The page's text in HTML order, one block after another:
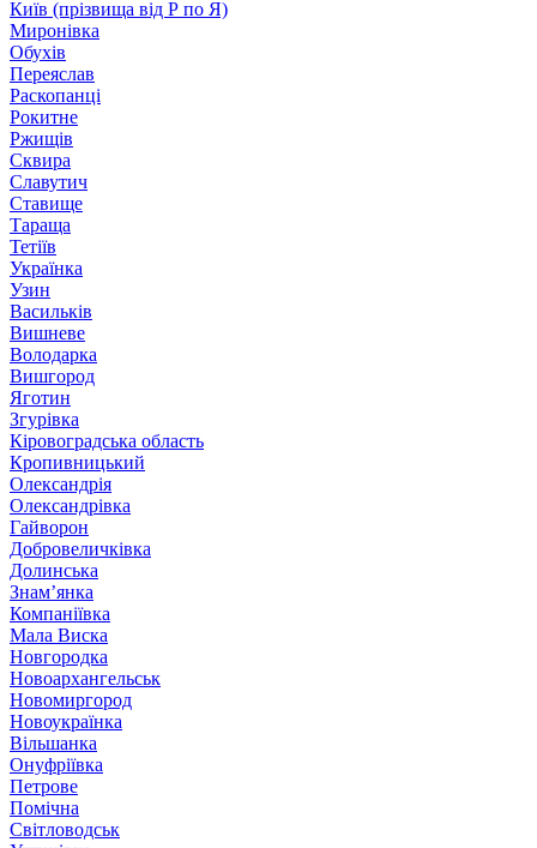
Київ (прізвища від Р по Я)
Миронівка
Обухів
Переяслав
Раскопанці
Рокитне
Ржищів
Сквира
Славутич
Ставище
Тараща
Тетіїв
Українка
Узин
Васильків
Вишневе
Володарка
Вишгород
Яготин
Згурівка
Кіровоградська область
Кропивницький
Олександрія
Олександрівка
Гайворон
Добровеличківка
Долинська
Знам’янка
Компаніївка
Мала Виска
Новгородка
Новоархангельськ
Новомиргород
Новоукраїнка
Вільшанка
Онуфріївка
Петрове
Помічна
Світловодськ